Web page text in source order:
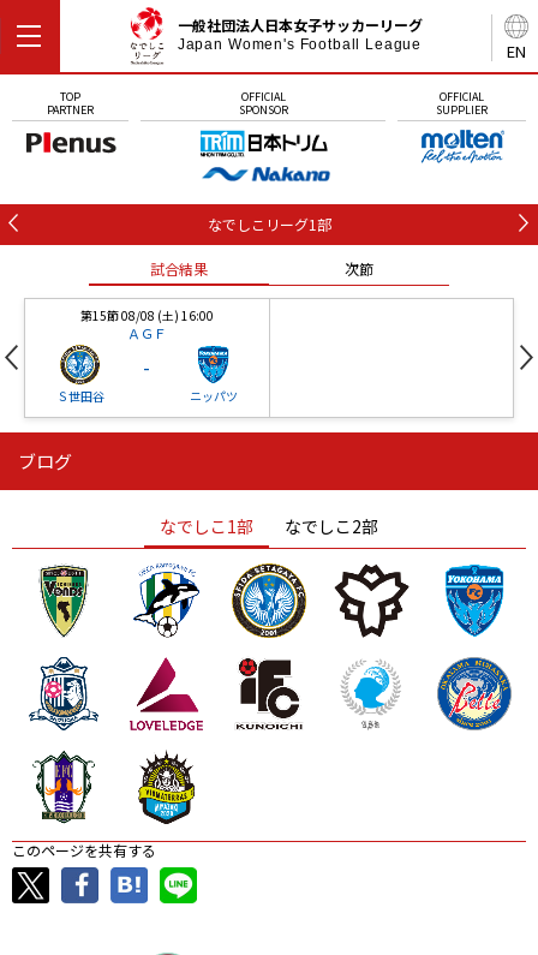
EN
一般社団法人日本女子サッカーリーグ
Japan Women's Football League
TOP
PARTNER
OFFICIAL
SPONSOR
OFFICIAL
SUPPLIER
なでしこリーグ1部
試合結果 次節
第15節 08/08 (土) 16:00
ＡＧＦ
Ｓ世田谷
-
ニッパツ
ニッパツ
ニッパツ 名古屋
石人の星
静岡 愛媛Ｌ
ブログ
なでしこ1部 なでしこ2部
このページを共有する